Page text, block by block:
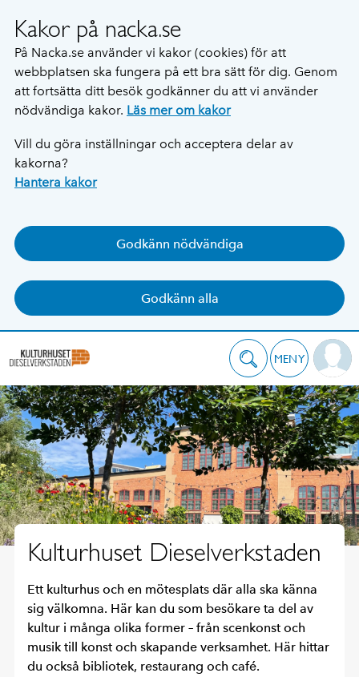
Kakor på nacka.se
På Nacka.se använder vi kakor (cookies) för att
webbplatsen ska fungera på ett bra sätt för dig. Genom
att fortsätta ditt besök godkänner du att vi använder
nödvändiga kakor. Läs mer om kakor
Vill du göra inställningar och acceptera delar av
kakorna?
Hantera kakor
Godkänn nödvändiga
Godkänn alla
MENY
Kulturhuset Dieselverkstaden
Ett kulturhus och en mötesplats där alla ska känna
sig välkomna. Här kan du som besökare ta del av
kultur i många olika former – från scenkonst och
musik till konst och skapande verksamhet. Här hittar
du också bibliotek, restaurang och café.